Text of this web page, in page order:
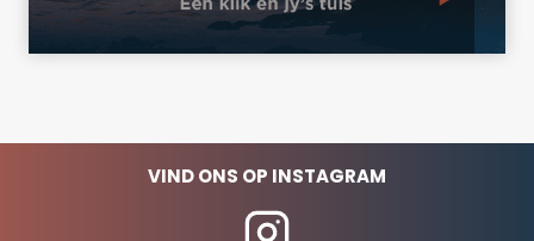
VIND ONS OP INSTAGRAM